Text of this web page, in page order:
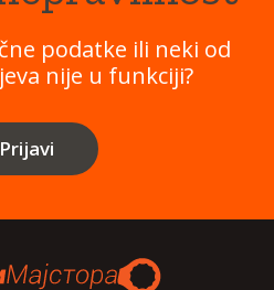
podatke ili neki od
nije u funkciji?
Prijavi